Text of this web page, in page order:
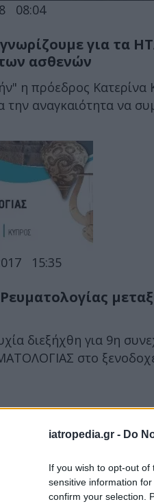
iatropedia.gr - Do
If you wish to opt-out
sensitive information
confirm your selection.
08:04
για τα
ασθενών
η πρόεδρος Κατερίνα
την αναγκαιότητα να
15:35
διεξήχθη για 9η
στο